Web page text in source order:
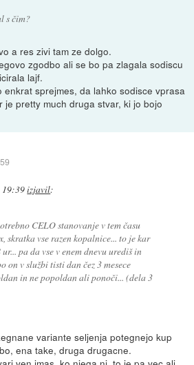
s čim?
a res zivi tam ze dolgo.
zgodbo ali se bo pa zlagala sodiscu
lajf.
enkrat sprejmes, da lahko sodisce vprasa
je pretty much druga stvar, ki jo bojo
19:39izjavil:
CELO stanovanje v tem času
skratka vse razen kopalnice... to je kar
pa da vse v enem dnevu urediš in
on v službi tisti dan čez 3 mesece
in ne popoldan ali ponoči... (dela 3
variante seljenja potegnejo kup
ena take, druga drugacne.